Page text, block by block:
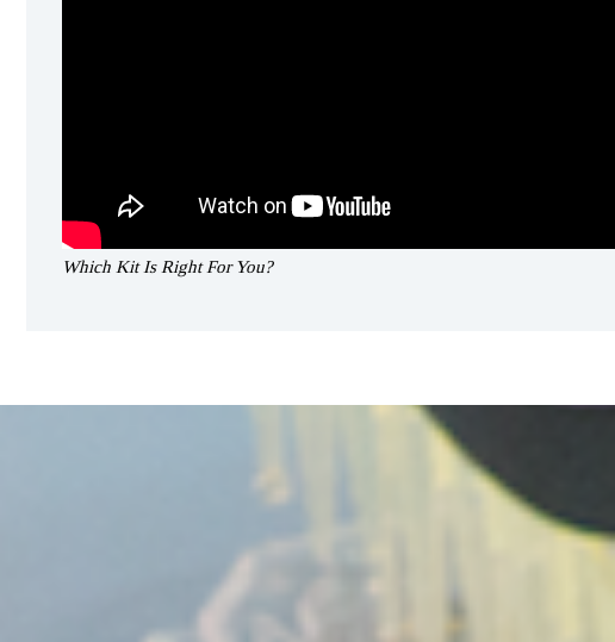
Which Kit Is Right For You?